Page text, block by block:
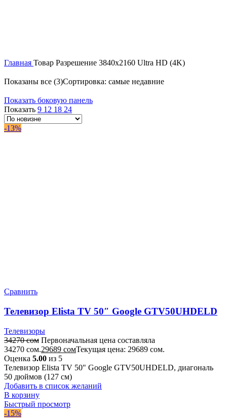
Главная Товар Разрешение 3840x2160 Ultra HD (4K)
Показаны все (3)Сортировка: самые недавние
Показать боковую панель
Показать 9 12 18 24
-13%
Сравнить
Телевизор Elista TV 50″ Google GTV50UHDELD
Телевизоры
34270сом Первоначальная цена составляла
34270 сом.29689 сомТекущая цена: 29689 сом.
Оценка 5.00 из 5
Телевизор Elista TV 50" Google GTV50UHDELD, диагональ
50 дюймов (127 см)
Добавить в список желаний
В корзину
Быстрый просмотр
-15%